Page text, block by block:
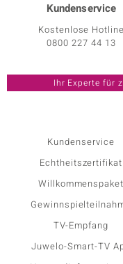
Kundenservice
Kostenlose Hotline
0800 227 44 13
Kundenservice
Echtheitszertifikat
Willkommenspaket
TV-Empfang
Juwelo-Smart-TV